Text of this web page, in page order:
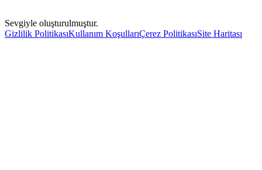
Sevgiyle oluşturulmuştur.
Gizlilik PolitikasıKullanım KoşullarıÇerez PolitikasıSite Haritası